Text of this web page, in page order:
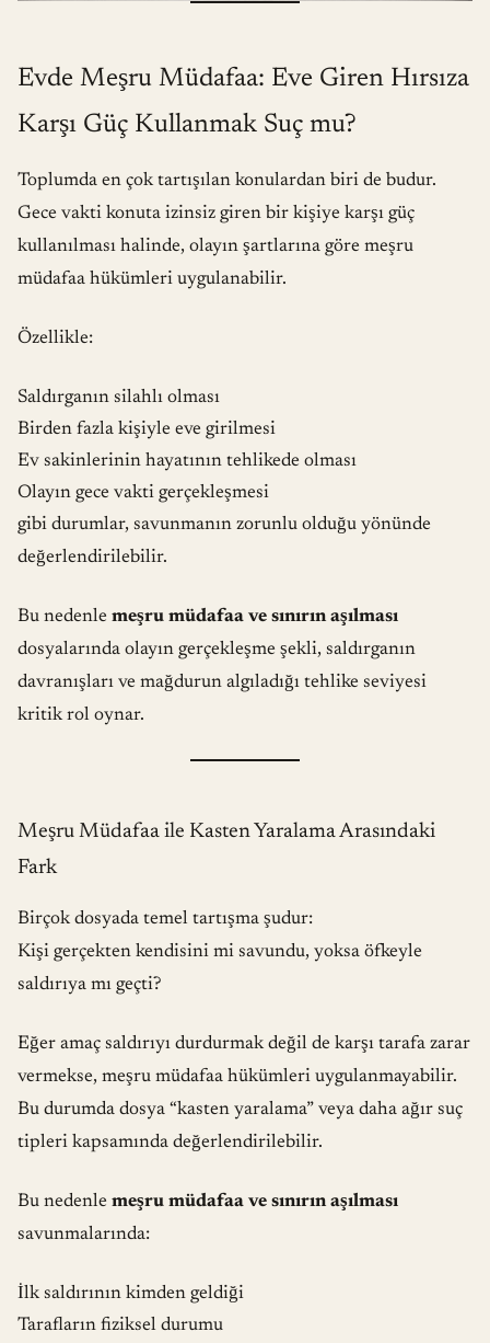
Evde Meşru Müdafaa: Eve Giren Hırsıza
Karşı Güç Kullanmak Suç mu?
Toplumda en çok tartışılan konulardan biri de budur.
Gece vakti konuta izinsiz giren bir kişiye karşı güç
kullanılması halinde, olayın şartlarına göre meşru
müdafaa hükümleri uygulanabilir.
Özellikle:
Saldırganın silahlı olması
Birden fazla kişiyle eve girilmesi
Ev sakinlerinin hayatının tehlikede olması
Olayın gece vakti gerçekleşmesi
gibi durumlar, savunmanın zorunlu olduğu yönünde
değerlendirilebilir.
Bu nedenle meşru müdafaa ve sınırın aşılması
dosyalarında olayın gerçekleşme şekli, saldırganın
davranışları ve mağdurun algıladığı tehlike seviyesi
kritik rol oynar.
Meşru Müdafaa ile Kasten Yaralama Arasındaki
Fark
Birçok dosyada temel tartışma şudur:
Kişi gerçekten kendisini mi savundu, yoksa öfkeyle
saldırıya mı geçti?
Eğer amaç saldırıyı durdurmak değil de karşı tarafa zarar
vermekse, meşru müdafaa hükümleri uygulanmayabilir.
Bu durumda dosya “kasten yaralama” veya daha ağır suç
tipleri kapsamında değerlendirilebilir.
Bu nedenle meşru müdafaa ve sınırın aşılması
savunmalarında:
İlk saldırının kimden geldiği
Tarafların fiziksel durumu